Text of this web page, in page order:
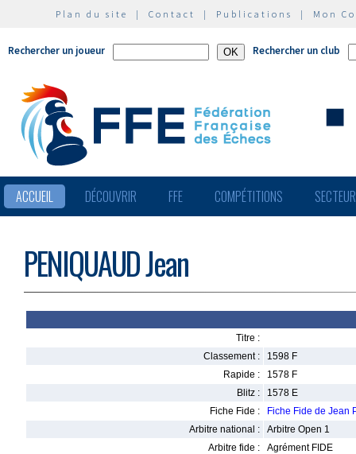
Plan du site | Contact | Publications | Mon
Rechercher un joueur Rechercher un club
ACCUEIL DÉCOUVRIR FFE COMPÉTITIONS
PENIQUAUD Jean
Titre :
Classement :
1598 F
Rapide :
1578 F
Blitz :
1578 E
Fiche Fide :
Fiche Fide de Jean
Arbitre national :
Arbitre Open 1
Arbitre fide :
Agrément FIDE